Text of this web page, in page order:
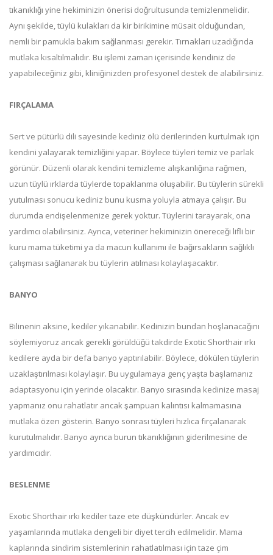
tıkanıklığı yine hekiminizin önerisi doğrultusunda temizlenmelidir.
Aynı şekilde, tüylü kulakları da kir birikimine müsait olduğundan,
nemli bir pamukla bakım sağlanması gerekir. Tırnakları uzadığında
mutlaka kısaltılmalıdır. Bu işlemi zaman içerisinde kendiniz de
yapabileceğiniz gibi, kliniğinizden profesyonel destek de alabilirsiniz.
FIRÇALAMA
Sert ve pütürlü dili sayesinde kediniz ölü derilerinden kurtulmak için
kendini yalayarak temizliğini yapar. Böylece tüyleri temiz ve parlak
görünür. Düzenli olarak kendini temizleme alışkanlığına rağmen,
uzun tüylü ırklarda tüylerde topaklanma oluşabilir. Bu tüylerin sürekli
yutulması sonucu kediniz bunu kusma yoluyla atmaya çalışır. Bu
durumda endişelenmenize gerek yoktur. Tüylerini tarayarak, ona
yardımcı olabilirsiniz. Ayrıca, veteriner hekiminizin önereceği lifli bir
kuru mama tüketimi ya da macun kullanımı ile bağırsakların sağlıklı
çalışması sağlanarak bu tüylerin atılması kolaylaşacaktır.
BANYO
Bilinenin aksine, kediler yıkanabilir. Kedinizin bundan hoşlanacağını
söylemiyoruz ancak gerekli görüldüğü takdirde Exotic Shorthair ırkı
kedilere ayda bir defa banyo yaptırılabilir. Böylece, dökülen tüylerin
uzaklaştırılması kolaylaşır. Bu uygulamaya genç yaşta başlamanız
adaptasyonu için yerinde olacaktır. Banyo sırasında kedinize masaj
yapmanız onu rahatlatır ancak şampuan kalıntısı kalmamasına
mutlaka özen gösterin. Banyo sonrası tüyleri hızlıca fırçalanarak
kurutulmalıdır. Banyo ayrıca burun tıkanıklığının giderilmesine de
yardımcıdır.
BESLENME
Exotic Shorthair ırkı kediler taze ete düşkündürler. Ancak ev
yaşamlarında mutlaka dengeli bir diyet tercih edilmelidir. Mama
kaplarında sindirim sistemlerinin rahatlatılması için taze çim